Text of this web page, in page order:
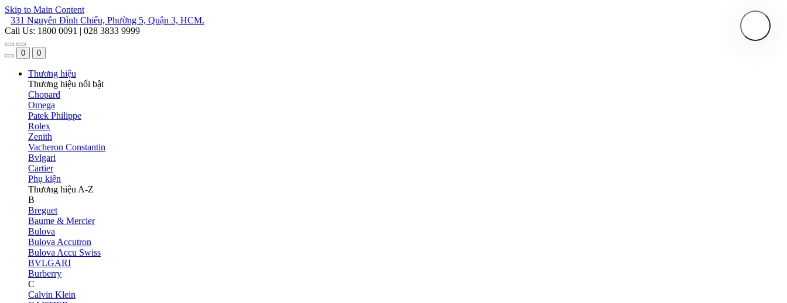
Skip to Main Content
331 Nguyễn Đình Chiểu, Phường 5, Quận 3, HCM.
Call Us: 1800 0091 | 028 3833 9999
0 0
Thương hiệu
Thương hiệu nổi bật
Chopard
Omega
Patek Philippe
Rolex
Zenith
Vacheron Constantin
Bvlgari
Cartier
Phụ kiện
Thương hiệu A-Z
B
Breguet
Baume & Mercier
Bulova
Bulova Accutron
Bulova Accu Swiss
BVLGARI
Burberry
C
Calvin Klein